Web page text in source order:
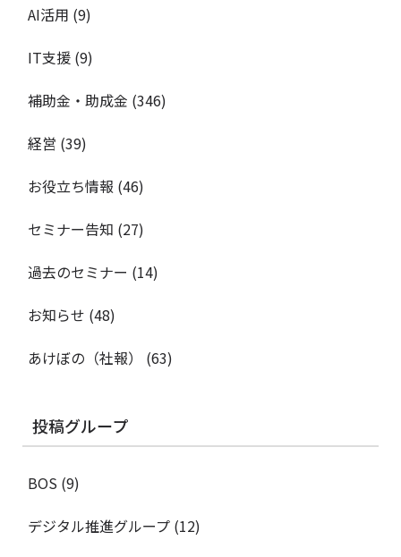
AI活用 (9)
IT支援 (9)
補助金・助成金 (346)
経営 (39)
お役立ち情報 (46)
セミナー告知 (27)
過去のセミナー (14)
お知らせ (48)
あけぼの（社報）
(63)
投稿グループ
BOS (9)
デジタル推進グループ (12)